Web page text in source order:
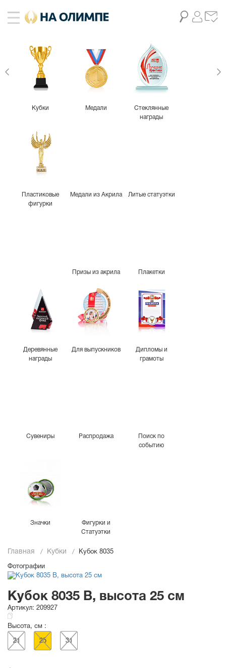
Кубки Медали
Стеклянные
награды
Пластиковые
фигурки
Медали из Акрила Литые статуэтки
Призы из акрила Плакетки
Деревянные
награды
Для выпускников
Дипломы и
грамоты
Сувениры Распродажа
Поиск по
событию
Значки
Фигурки и
Статуэтки
Главная Кубки Кубок 8035
Фотографии
Кубок 8035 B, высота 25 см
Артикул: 209927
Высота, см :
21 25 31